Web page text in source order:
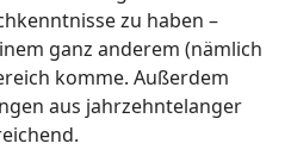
zu haben –
ganz anderem (nämlich
komme. Außerdem
aus jahrzehntelanger